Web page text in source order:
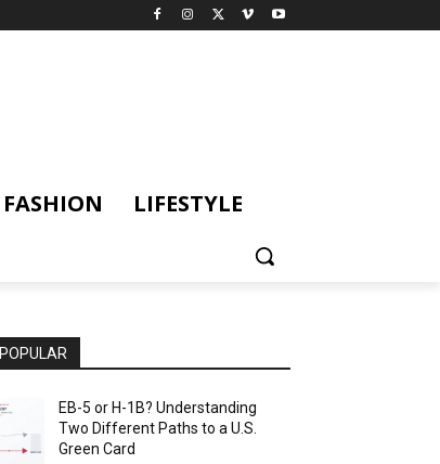
FASHION LIFESTYLE
EB-5 or H-1B? Understanding
Two Different Paths to a U.S.
Green Card